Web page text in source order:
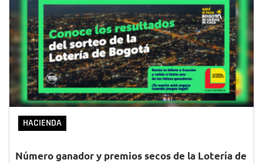
HACIENDA
Número ganador y premios secos de la Lotería de